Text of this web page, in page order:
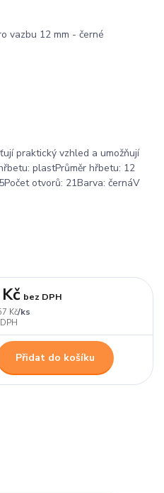
praktický vzhled a umožňují
plastPrůměr hřbetu: 12
otvorů: 21Barva: černáV
Kč/ks
bez DPH
Přidat do košíku